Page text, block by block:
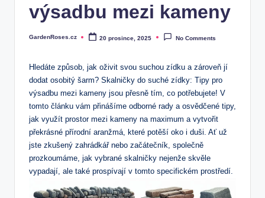
výsadbu mezi kameny
Posted
GardenRoses.cz 20 prosince, 2025 No Comments
Hledáte způsob, jak oživit svou suchou zídku a zároveň jí
dodat osobitý šarm? Skalničky do suché zídky: Tipy pro
‍výsadbu mezi kameny jsou⁢ přesně tím, co potřebujete! V
tomto⁣ článku vám přinášíme odborné rady a⁢ osvědčené tipy,⁣
jak využít ⁣prostor mezi kameny na maximum a vytvořit
překrásné přírodní aranžmá, které potěší oko i duši. Ať už
⁤jste zkušený zahrádkář nebo začátečník,⁣ společně
prozkoumáme, jak vybrané ⁣skalničky nejenže skvěle
vypadají, ale také prospívají v tomto ⁢specifickém prostředí.